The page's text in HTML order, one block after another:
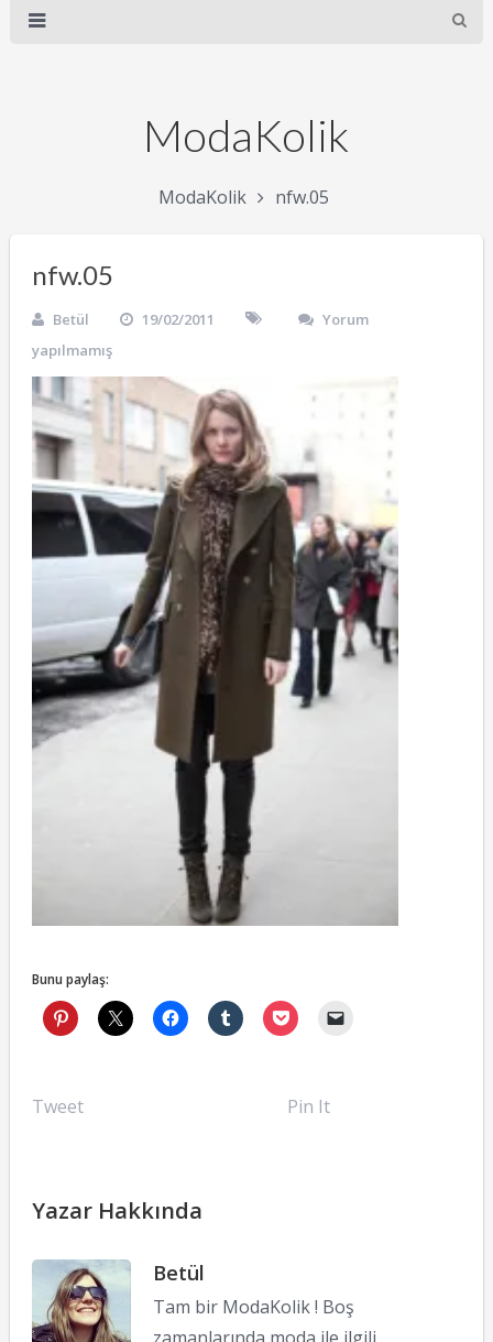
ModaKolik
ModaKolik nfw.05
nfw.05
Betül 19/02/2011
Yorum
yapılmamış
Bunu paylaş:
Tweet Pin It
Yazar Hakkında
Betül
Tam bir ModaKolik ! Boş
zamanlarında moda ile ilgili